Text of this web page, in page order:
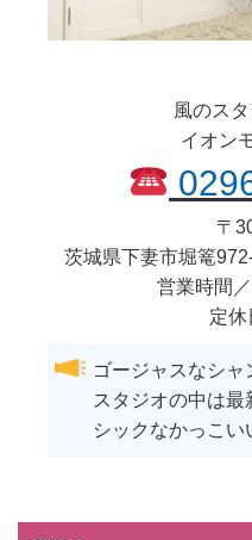
風のス
イオン
〒
茨城県 下妻市堀篭
営業時間
定休
ゴージャスなシャ
スタジオの中は最
シックなかっこい